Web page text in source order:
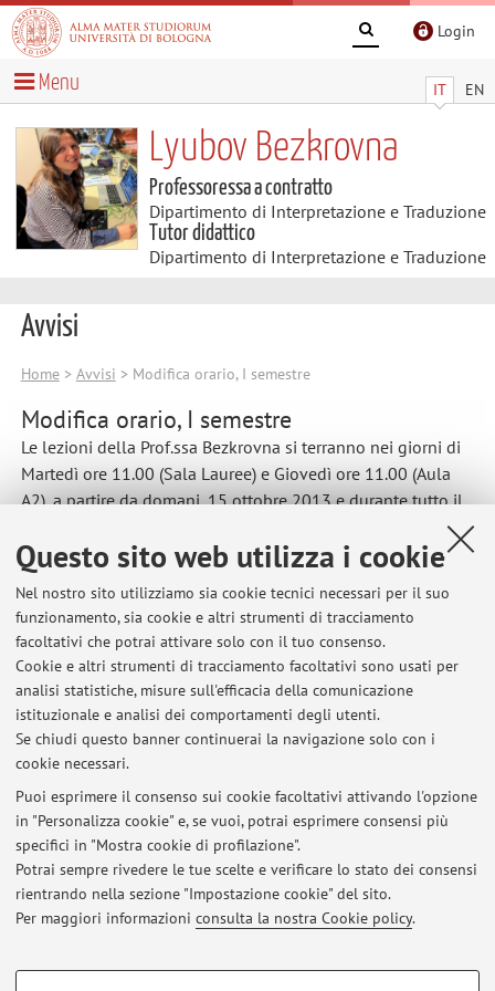
Questo sito web utilizza i cookie
Nel nostro sito utilizziamo sia cookie tecnici necessari per il suo
funzionamento, sia cookie e altri strumenti di tracciamento
facoltativi che potrai attivare solo con il tuo consenso.
Cookie e altri strumenti di tracciamento facoltativi sono usati per
analisi statistiche, misure sull'efficacia della comunicazione
istituzionale e analisi dei comportamenti degli utenti.
Se chiudi questo banner continuerai la navigazione solo con i
cookie necessari.
Puoi esprimere il consenso sui cookie facoltativi attivando l'opzione
in "Personalizza cookie" e, se vuoi, potrai esprimere consensi più
specifici in "Mostra cookie di profilazione".
Potrai sempre rivedere le tue scelte e verificare lo stato dei consensi
rientrando nella sezione "Impostazione cookie" del sito.
Per maggiori informazioni consulta la nostra Cookie policy.
COOKIE DI PROFILAZIONE - FACOLTATIVI
Login
IT EN
Menu
Lyubov Bezkrovna
Professoressa a contratto
Dipartimento di Interpretazione e Traduzione
Tutor didattico
Dipartimento di Interpretazione e Traduzione
Avvisi
Home> Avvisi > Modifica orario, I semestre
Modifica orario, I semestre
Le lezioni della Prof.ssa Bezkrovna si terranno nei giorni di
Martedì ore 11.00 (Sala Lauree) e Giovedì ore 11.00 (Aula
A2), a partire da domani, 15 ottobre 2013 e durante tutto il
Pubblicato il: 14 ottobre 2013
Ultimi avvisi
Inizio didattica online Mediazione russa III
Pubblicato il: 04 marzo 2020
Cancellazione lezione del 31/10/2013
Pubblicato il: 30 ottobre 2013
Modifica orario, I semestre
Pubblicato il: 14 ottobre 2013